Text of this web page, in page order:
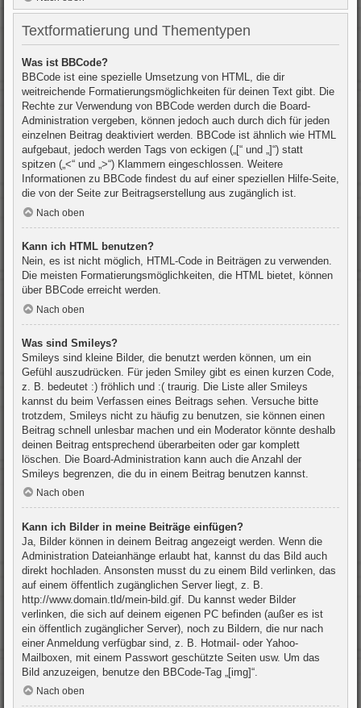
Textformatierung und Thementypen
Was ist BBCode?
BBCode ist eine spezielle Umsetzung von HTML, die dir
weitreichende Formatierungsmöglichkeiten für deinen Text gibt. Die
Rechte zur Verwendung von BBCode werden durch die Board-
Administration vergeben, können jedoch auch durch dich für jeden
einzelnen Beitrag deaktiviert werden. BBCode ist ähnlich wie HTML
aufgebaut, jedoch werden Tags von eckigen („[“ und „]“) statt
spitzen („<“ und „>“) Klammern eingeschlossen. Weitere
Informationen zu BBCode findest du auf einer speziellen Hilfe-Seite,
die von der Seite zur Beitragserstellung aus zugänglich ist.
Nach oben
Kann ich HTML benutzen?
Nein, es ist nicht möglich, HTML-Code in Beiträgen zu verwenden.
Die meisten Formatierungsmöglichkeiten, die HTML bietet, können
über BBCode erreicht werden.
Nach oben
Was sind Smileys?
Smileys sind kleine Bilder, die benutzt werden können, um ein
Gefühl auszudrücken. Für jeden Smiley gibt es einen kurzen Code,
z. B. bedeutet :) fröhlich und :( traurig. Die Liste aller Smileys
kannst du beim Verfassen eines Beitrags sehen. Versuche bitte
trotzdem, Smileys nicht zu häufig zu benutzen, sie können einen
Beitrag schnell unlesbar machen und ein Moderator könnte deshalb
deinen Beitrag entsprechend überarbeiten oder gar komplett
löschen. Die Board-Administration kann auch die Anzahl der
Smileys begrenzen, die du in einem Beitrag benutzen kannst.
Nach oben
Kann ich Bilder in meine Beiträge einfügen?
Ja, Bilder können in deinem Beitrag angezeigt werden. Wenn die
Administration Dateianhänge erlaubt hat, kannst du das Bild auch
direkt hochladen. Ansonsten musst du zu einem Bild verlinken, das
auf einem öffentlich zugänglichen Server liegt, z. B.
http://www.domain.tld/mein-bild.gif. Du kannst weder Bilder
verlinken, die sich auf deinem eigenen PC befinden (außer es ist
ein öffentlich zugänglicher Server), noch zu Bildern, die nur nach
einer Anmeldung verfügbar sind, z. B. Hotmail- oder Yahoo-
Mailboxen, mit einem Passwort geschützte Seiten usw. Um das
Bild anzuzeigen, benutze den BBCode-Tag „[img]“.
Nach oben